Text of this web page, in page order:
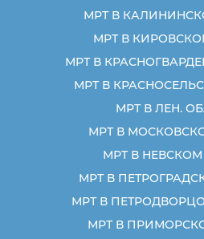
МРТ В
МРТ В
МРТ В
МРТ В
МРТ В ЛЕН.
МРТ В
МРТ В
МРТ В
МРТ В
МРТ В